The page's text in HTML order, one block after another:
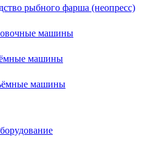
рыбного фарша (неопресс)
машины
машины
машины